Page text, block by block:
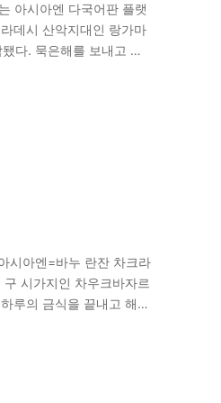
아시아엔 다국어판 플랫
데시 산악지대인 랑가마
다. 묵은해를 보내고 새
시아엔=바누 란잔 차크라
시가지인 차우크바자르
루의 금식을 끝내고 해가